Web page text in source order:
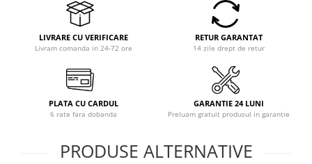
Scule si Unelte Electrice
Articole sanitare
Coloane dus
Baterii de bucatarie
Baterii de baie
Echipamente de lucru
LIVRARE CU VERIFICARE
Livram comanda in 24-72 ore
RETUR GARANTAT
14 zile drept de retur
PLATA CU CARDUL
6 rate fara dobanda
GARANTIE 24 LUNI
Preluam gratuit produsul in garantie
PRODUSE ALTERNATIVE